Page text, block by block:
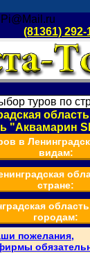
(81361) 292-
туров по
"Аквамарин
в
видам:
стране:
городам:
пожелания,